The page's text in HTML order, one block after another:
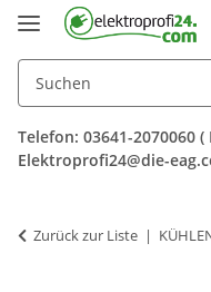
Telefon: 03641-2070060
Elektroprofi24@die-
Zurück zur Liste